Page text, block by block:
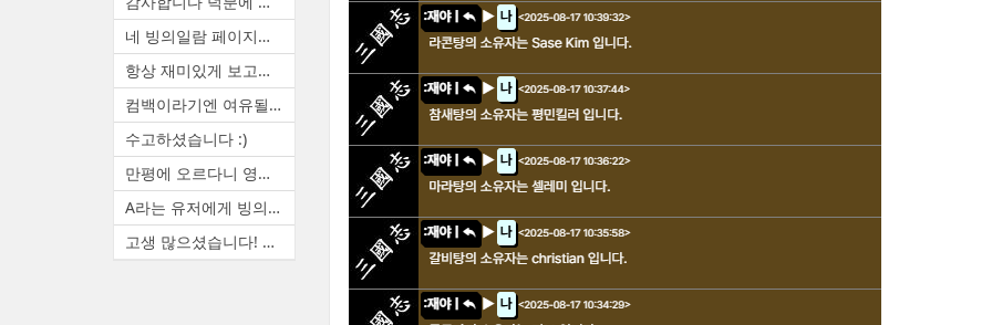
네 빙의일람 페이지에서 볼 수...
항상 재미있게 보고있습니다. ...
컴백이라기엔 여유될때마다 랜...
수고하셨습니다 :)
만평에 오르다니 영광입니다. ...
A라는 유저에게 빙의하면 A(본...
고생 많으셨습니다! 늦은 시간...